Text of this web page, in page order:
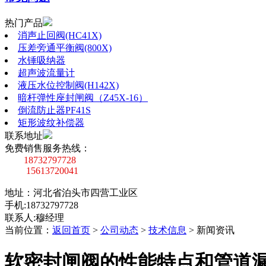
热门产品
消声止回阀(HC41X)
压差旁通平衡阀(800X)
水锤吸纳器
超声波流量计
液压水位控制阀(H142X)
暗杆弹性座封闸阀（Z45X-16）
倒流防止器PF41S
矩形波纹补偿器
联系地址
免费销售服务热线：
18732797728
15613720041
地址：河北省泊头市四营工业区
手机:18732797728
联系人:穆经理
当前位置： 返回首页 > 公司动态 > 技术信息 > 新闻资讯